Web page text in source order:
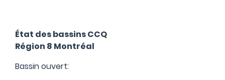
État des bassins CCQ
Région 8 Montréal
Bassin ouvert: